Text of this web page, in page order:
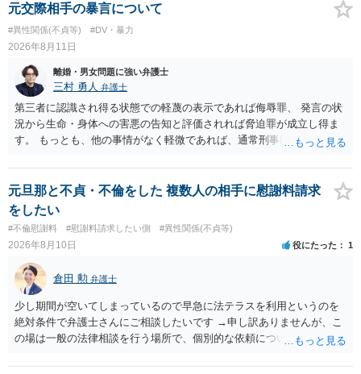
元交際相手の暴言について
#異性関係(不貞等) #DV・暴力
2026年8月11日
離婚・男女問題に強い弁護士
三村 勇人 弁護士
第三者に認識され得る状態での軽蔑の表示であれば侮辱罪、 発言の状
況から生命・身体への害悪の告知と評価されれば脅迫罪が成立し得ま
す。 もっとも、他の事情がなく軽微であれば、通常刑事民事共に問題
元旦那と不貞・不倫をした 複数人の相手に慰謝料請求
をしたい
#不倫慰謝料 #慰謝料請求したい側 #異性関係(不貞等)
2026年8月10日 役にたった 1
倉田 勲 弁護士
少し期間が空いてしまっているので早急に法テラスを利用というのを
絶対条件で弁護士さんにご相談したいです →申し訳ありませんが、こ
の場は一般の法律相談を行う場所で、個別的な依頼についてやり取り
うことでしたら、ココナラ法律相談の「弁護士検索」で法テラス利用